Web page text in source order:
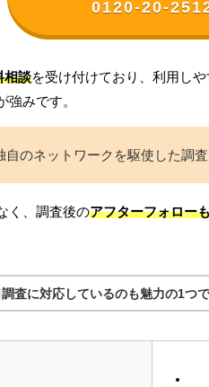
0120-20-
相談を受け付けており、利用し
強みです。
のネットワークを駆使した調査
く、調査後のアフターフォロー
査に対応しているのも魅力の1つで